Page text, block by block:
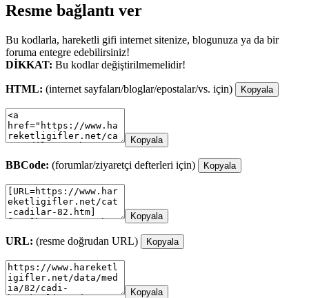
Resme bağlantı ver
Bu kodlarla, hareketli gifi internet sitenize, blogunuza ya da bir
foruma entegre edebilirsiniz!
DİKKAT: Bu kodlar değiştirilmemelidir!
HTML: (internet sayfaları/bloglar/epostalar/vs. için) Kopyala
Kopyala
BBCode: (forumlar/ziyaretçi defterleri için) Kopyala
Kopyala
URL: (resme doğrudan URL) Kopyala
Kopyala